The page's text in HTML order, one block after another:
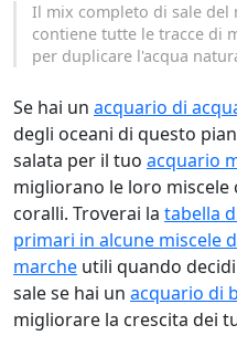
Il mix completo di sale del
contiene tutte le tracce di
per duplicare l'acqua
Se hai un acquario di
degli oceani di questo
salata per il tuo acquario
migliorano le loro miscele
coralli. Troverai la tabella
primari in alcune miscele
marche utili quando
sale se hai un acquario di
migliorare la crescita dei